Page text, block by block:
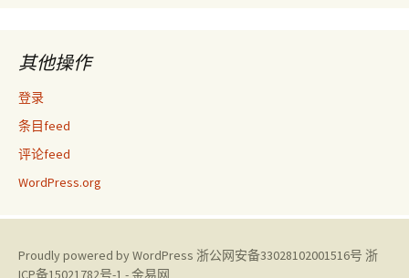
其他操作
登录
条目feed
评论feed
WordPress.org
Proudly powered by WordPress 浙公网安备33028102001516号 浙
ICP备15021782号-1 - 金易网